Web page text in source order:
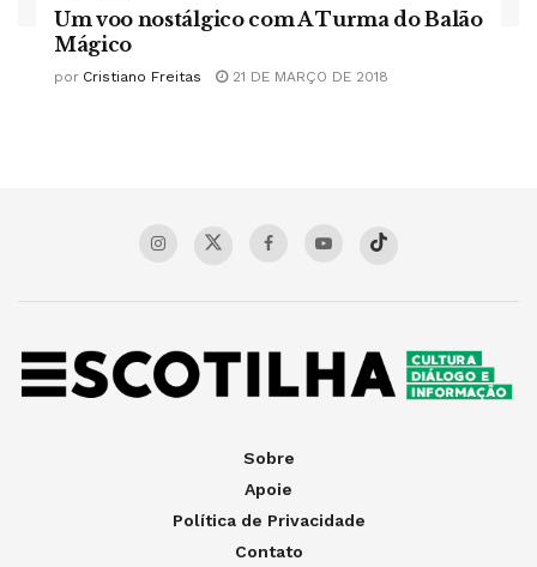
Um voo nostálgico com A Turma do Balão
Mágico
por Cristiano Freitas 21 DE MARÇO DE 2018
Sobre
Apoie
Política de Privacidade
Contato